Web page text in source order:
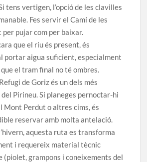
tens vertigen, l’opció de les clavilles
Fes servir el Camí de les
pujar com per baixar.
que el riu és present, és
portar aigua suficient, especialment
que el tram final no té ombres.
de Goriz és un dels més
Pirineu. Si planeges pernoctar-hi
Mont Perdut o altres cims, és
reservar amb molta antelació.
aquesta ruta es transforma
i requereix material tècnic
(piolet, grampons i coneixements del